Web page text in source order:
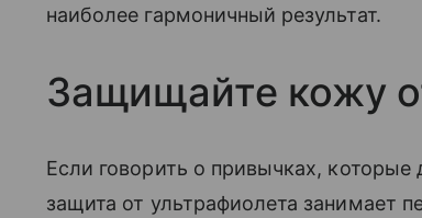
наиболее гармоничный результат.
Защищайте кожу
Если говорить о привычках,
защита от ультрафиолета занимает